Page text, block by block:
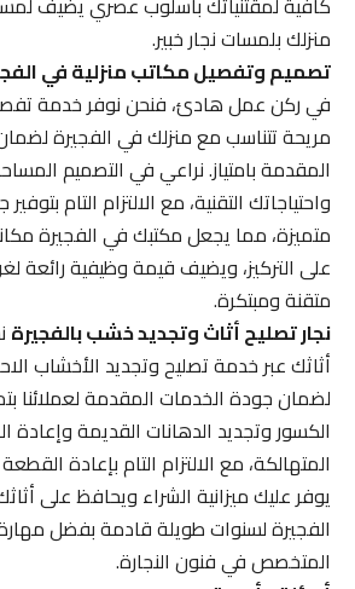
منزلك بلمسات نجار خبير.
تصميم وتفصيل مكاتب منزلية في
في ركن عمل هادئ، فنحن نوفر خدمة تفصيل
مريحة تتناسب مع منزلك في الفجيرة لضمان
المقدمة بامتياز. نراعي في التصميم
واحتياجاتك التقنية، مع الالتزام التام
متميزة، مما يجعل مكتبك في الفجيرة
على التركيز، ويضيف قيمة وظيفية رائعة
متقنة ومبتكرة.
نجار تصليح أثاث وتجديد خشب بالفجيرة
أثاثك عبر خدمة تصليح وتجديد الأخشاب
لضمان جودة الخدمات المقدمة لعملائنا
الكسور وتجديد الدهانات القديمة وإعادة
المتهالكة، مع الالتزام التام بإعادة القطعة
يوفر عليك ميزانية الشراء ويحافظ على
الفجيرة لسنوات طويلة قادمة بفضل مهارة
المتخصص في فنون النجارة.